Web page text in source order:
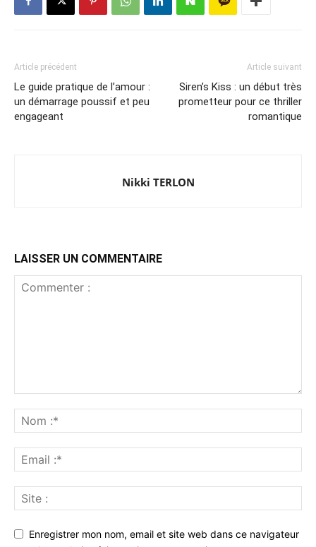
Article précédent
Le guide pratique de l’amour :
un démarrage poussif et peu
engageant
Article suivant
Siren’s Kiss : un début très
prometteur pour ce thriller
romantique
Nikki TERLON
LAISSER UN COMMENTAIRE
Enregistrer mon nom, email et site web dans ce navigateur